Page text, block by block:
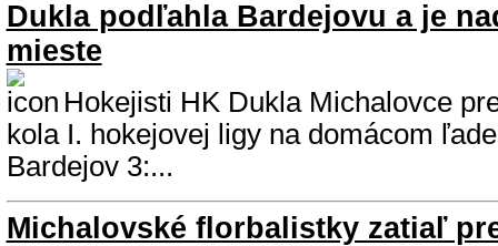
Dukla podľahla Bardejovu a je
mieste
Hokejisti HK Dukla Michalovce
kola I. hokejovej ligy na domácom
Bardejov 3:...
Michalovské florbalistky zatiaľ